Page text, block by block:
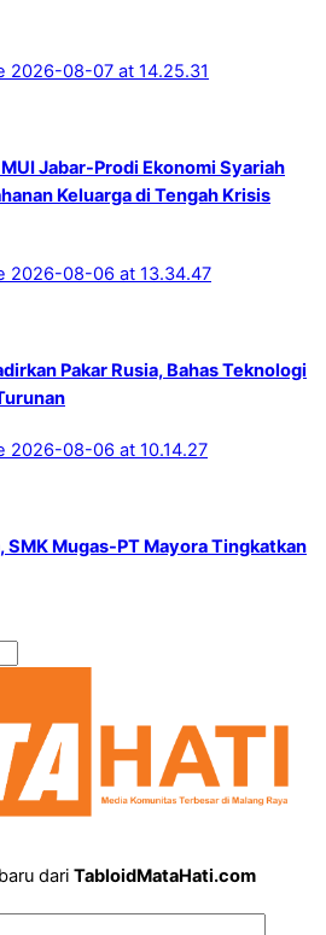
Jabar-Prodi Ekonomi Syariah
Keluarga di Tengah Krisis
Pakar Rusia, Bahas Teknologi
Mugas-PT Mayora Tingkatkan
dari TabloidMataHati.com